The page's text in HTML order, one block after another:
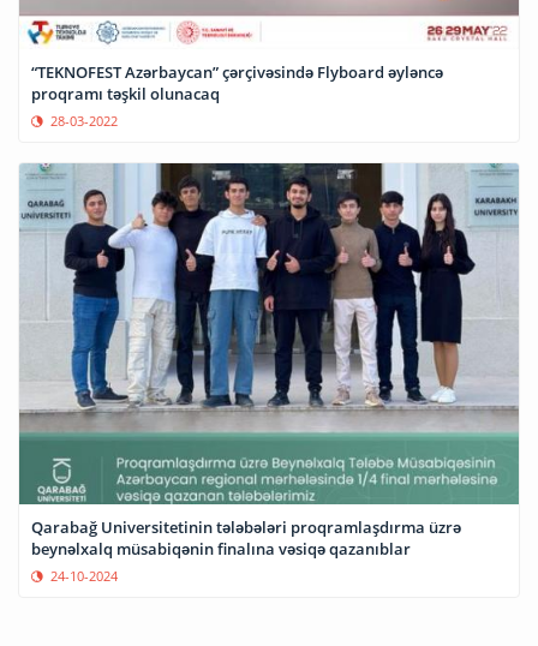
“TEKNOFEST Azərbaycan” çərçivəsində Flyboard əyləncə
proqramı təşkil olunacaq
28-03-2022
Qarabağ Universitetinin tələbələri proqramlaşdırma üzrə
beynəlxalq müsabiqənin finalına vəsiqə qazanıblar
24-10-2024